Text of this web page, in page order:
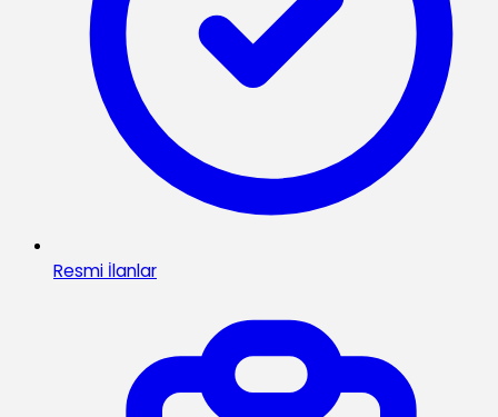
Resmi İlanlar